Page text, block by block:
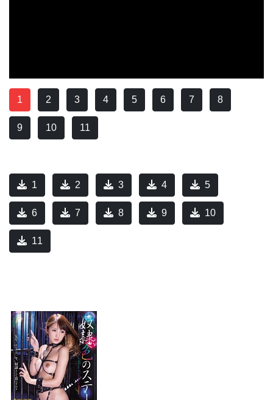
1 2 3 4 5 6 7 8
9 10 11
1 2 3 4 5
6 7 8 9 10
11